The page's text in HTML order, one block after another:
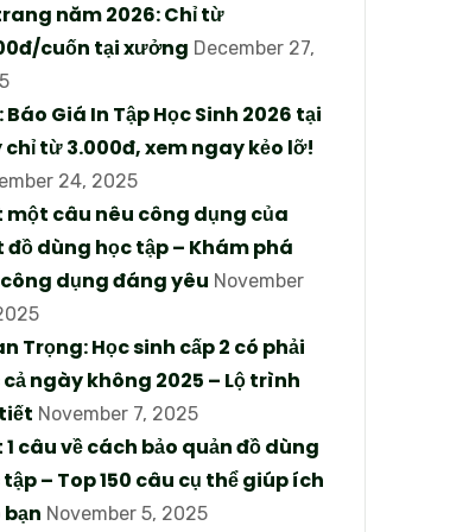
năm 2026: Chỉ từ
cuốn tại xưởng December 27,
Báo Giá In Tập Học Sinh 2026 tại
từ 3.000đ, xem ngay kẻo lỡ!
24, 2025
một câu nêu công dụng của
đồ dùng học tập – Khám phá
công dụng đáng yêu November
Trọng: Học sinh cấp 2 có phải
cả ngày không 2025 – Lộ trình
November 7, 2025
1 câu về cách bảo quản đồ dùng
– Top 150 câu cụ thể giúp ích
November 5, 2025